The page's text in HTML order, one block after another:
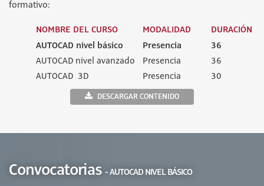
formativo:
NOMBRE DEL CURSO MODALIDAD
DURACIÓN
AUTOCAD nivel básico
Presencia 36
AUTOCAD nivel avanzado Presencia
36
AUTOCAD 3D
Presencia 30
DESCARGAR CONTENIDO
Convocatorias - AUTOCAD NIVEL BÁSICO